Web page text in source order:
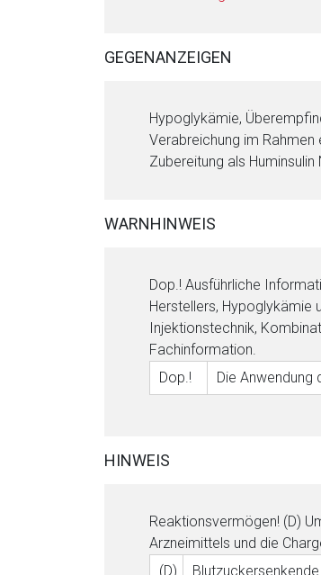
GEGENANZEIGEN
Hypoglykämie,
Verabreichung im Rahmen
Zubereitung als
WARNHINWEIS
Dop.! Ausführliche
Herstellers, Hypoglykämie
Injektionstechnik,
Fachinformation.
Dop.!
Die Anwendung
HINWEIS
Reaktionsvermögen! (D)
Arzneimittels und die
(D)
Der von Ihnen aufgerufene Link öffnet eine